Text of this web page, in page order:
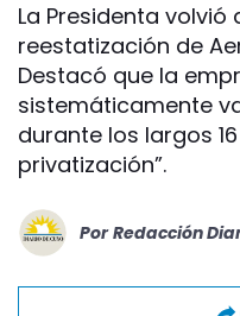
La Presidenta volvió
reestatización de
Destacó que la
sistemáticamente
durante los largos
privatización”.
Por Redacción